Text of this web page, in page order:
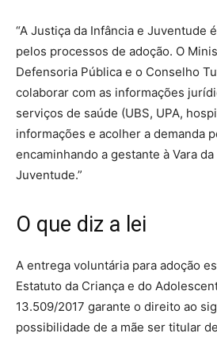
“A Justiça da Infância e Juventude
pelos processos de adoção. O
Defensoria Pública e o Conselho
colaborar com as informações
serviços de saúde (UBS, UPA,
informações e acolher a demanda
encaminhando a gestante à Vara
Juventude.”
O que diz a lei
A entrega voluntária para adoção
Estatuto da Criança e do
13.509/2017 garante o direito ao
possibilidade de a mãe ser titular